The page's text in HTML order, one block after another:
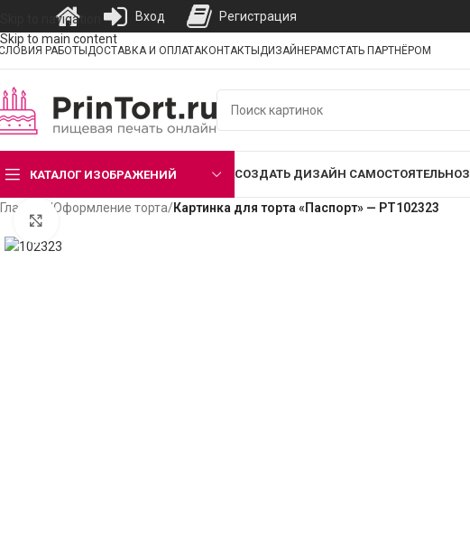
Skip to navigation
Skip to main content
РАБОТЫ ДОСТАВКА И ОПЛАТАКОНТАКТЫ ДИЗАЙНЕРАМСТАТЬ ПАРТНЁРОМ
КАТАЛОГ ИЗОБРАЖЕНИЙ СОЗДАТЬ ДИЗАЙН САМОСТОЯТЕЛЬНО
Главная /Оформление торта/Картинка для торта «Паспорт» — PT102323
Вход Регистрация